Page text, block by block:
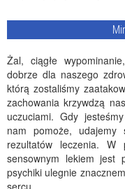
Żal, ciągłe
dobrze dla naszego
którą zostaliśmy
zachowania krzywdzą
uczuciami. Gdy
nam pomoże,
rezultatów leczenia. W
sensownym lekiem jest
psychiki ulegnie
sercu.